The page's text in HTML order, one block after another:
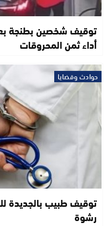
توقيف شخصين بطنجة
أداء ثمن المحروقات
حوادث وقضايا
توقيف طبيب بالجديدة
رشوة